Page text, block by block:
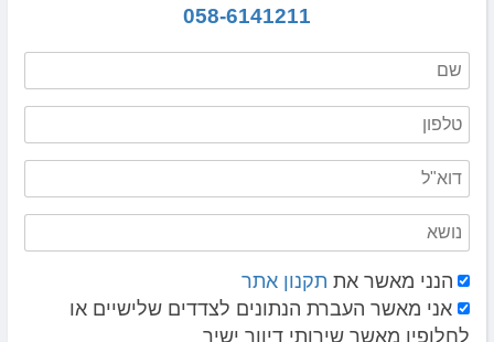
058-6141211
הנני מאשר את תקנון אתר
אני מאשר העברת הנתונים לצדדים שלישיים או
לחלופין מאשר שירותי דיוור ישיר